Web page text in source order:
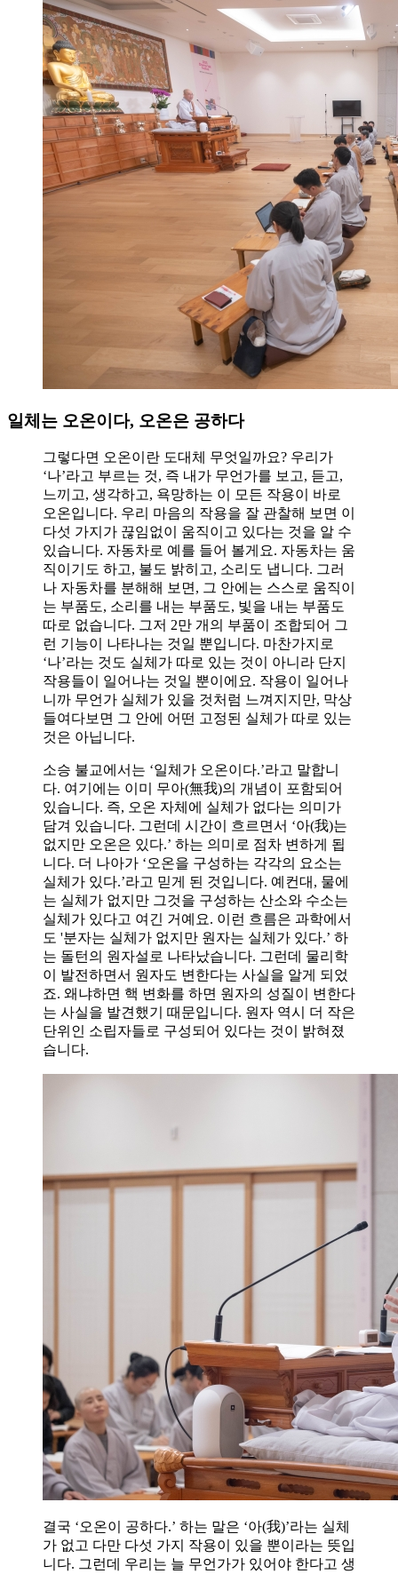
일체는 오온이다, 오온은 공하다
그렇다면 오온이란 도대체 무엇일까요? 우리가
‘나’라고 부르는 것, 즉 내가 무언가를 보고, 듣고,
느끼고, 생각하고, 욕망하는 이 모든 작용이 바로
오온입니다. 우리 마음의 작용을 잘 관찰해 보면 이
다섯 가지가 끊임없이 움직이고 있다는 것을 알 수
있습니다. 자동차로 예를 들어 볼게요. 자동차는 움
직이기도 하고, 불도 밝히고, 소리도 냅니다. 그러
나 자동차를 분해해 보면, 그 안에는 스스로 움직이
는 부품도, 소리를 내는 부품도, 빛을 내는 부품도
따로 없습니다. 그저 2만 개의 부품이 조합되어 그
런 기능이 나타나는 것일 뿐입니다. 마찬가지로
‘나’라는 것도 실체가 따로 있는 것이 아니라 단지
작용들이 일어나는 것일 뿐이에요. 작용이 일어나
니까 무언가 실체가 있을 것처럼 느껴지지만, 막상
들여다보면 그 안에 어떤 고정된 실체가 따로 있는
것은 아닙니다.
소승 불교에서는 ‘일체가 오온이다.’라고 말합니
다. 여기에는 이미 무아(無我)의 개념이 포함되어
있습니다. 즉, 오온 자체에 실체가 없다는 의미가
담겨 있습니다. 그런데 시간이 흐르면서 ‘아(我)는
없지만 오온은 있다.’ 하는 의미로 점차 변하게 됩
니다. 더 나아가 ‘오온을 구성하는 각각의 요소는
실체가 있다.’라고 믿게 된 것입니다. 예컨대, 물에
는 실체가 없지만 그것을 구성하는 산소와 수소는
실체가 있다고 여긴 거예요. 이런 흐름은 과학에서
도 '분자는 실체가 없지만 원자는 실체가 있다.’ 하
는 돌턴의 원자설로 나타났습니다. 그런데 물리학
이 발전하면서 원자도 변한다는 사실을 알게 되었
죠. 왜냐하면 핵 변화를 하면 원자의 성질이 변한다
는 사실을 발견했기 때문입니다. 원자 역시 더 작은
단위인 소립자들로 구성되어 있다는 것이 밝혀졌
습니다.
결국 ‘오온이 공하다.’ 하는 말은 ‘아(我)’라는 실체
가 없고 다만 다섯 가지 작용이 있을 뿐이라는 뜻입
니다. 그런데 우리는 늘 무언가가 있어야 한다고 생